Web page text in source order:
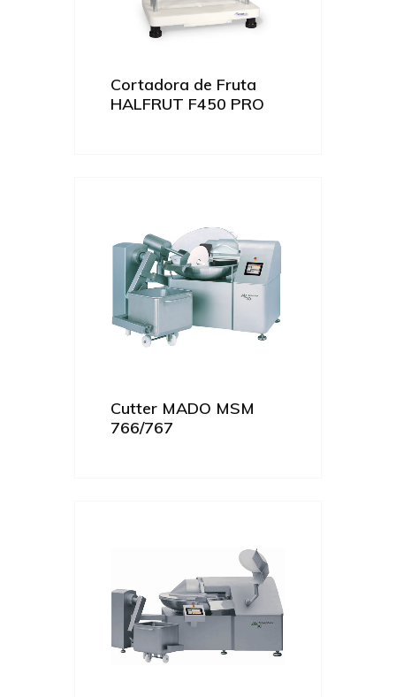
Cortadora de Fruta
HALFRUT F450 PRO
Cutter MADO MSM
766/767